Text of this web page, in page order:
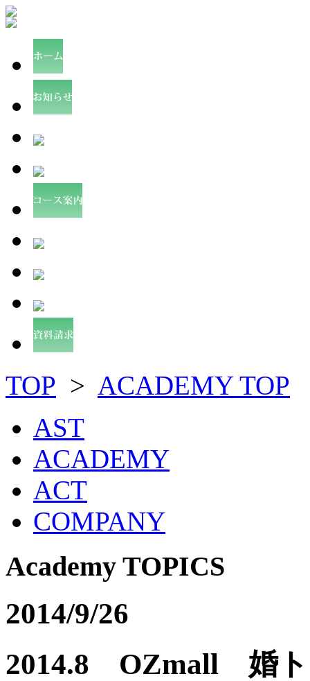
TOP > ACADEMY TOP
AST
ACADEMY
ACT
COMPANY
Academy TOPICS
2014/9/26
2014.8 OZmall 婚